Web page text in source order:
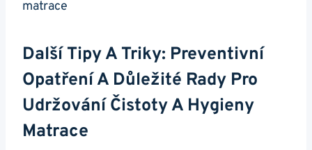
Další Tipy A Triky: Preventivní
Opatření A Důležité Rady Pro
Udržování Čistoty A Hygieny
Matrace